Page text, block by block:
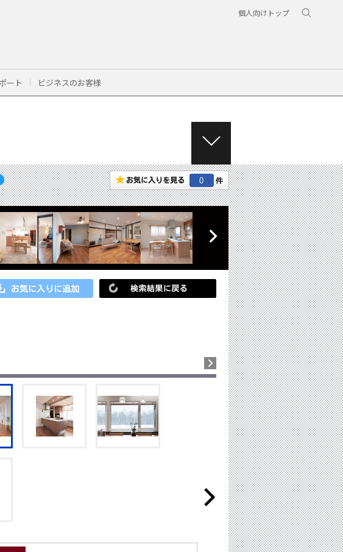
個人向けトップ
ート ビジネスのお客様
E
N 0